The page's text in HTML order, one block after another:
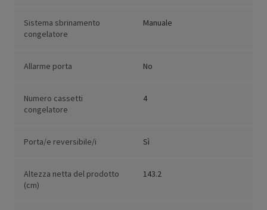
Sistema sbrinamento
congelatore
Manuale
Allarme porta No
Numero cassetti
congelatore
4
Porta/e reversibile/i Sì
Altezza netta del prodotto
(cm)
143.2